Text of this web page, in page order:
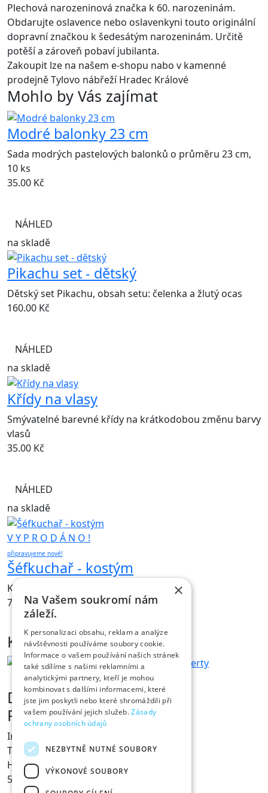
Plechová narozeninová značka k 60. narozeninám.
Obdarujte oslavence nebo oslavenkyni touto originální
dopravní značkou k šedesátým narozeninám. Určitě
potěší a zároveň pobaví jubilanta.
Zakoupit lze na našem e-shopu nabo v kamenné
prodejně Tylovo nábřeží Hradec Králové
Mohlo by Vás zajímat
Modré balonky 23 cm
Sada modrých pastelových balonků o průměru 23 cm,
10 ks
35.00 Kč
NÁHLED
na skladě
Pikachu set - dětský
Dětský set Pikachu, obsah setu: čelenka a žlutý ocas
160.00 Kč
NÁHLED
na skladě
Křídy na vlasy
Smývatelné barevné křídy na krátkodobou změnu barvy
vlasů
35.00 Kč
NÁHLED
na skladě
V Y P R O D Á N O !
připravujeme nové!
Šéfkuchař - kostým
Kostým obsahuje čepici, blůzu a kalhoty.
765.00Kč
NÁHLED
Kontakt
Dárky s vtipem
Prodejna Fóry a žerty
Ing. Václav Pícha
Tylovo nábřeží 367
Hradec Králové
500 02
×
Na Vašem soukromí nám
záleží.
K personalizaci obsahu, reklam a analýze
návštěvnosti používáme soubory cookie.
Informace o vašem používání našich stránek
také sdílíme s našimi reklamními a
analytickými partnery, kteří je mohou
kombinovat s dalšími informacemi, které
jste jim poskytli nebo které shromáždili při
vašem používání jejich služeb.Zásady
ochrany osobních údajů
NEZBYTNĚ NUTNÉ SOUBORY
VÝKONOVÉ SOUBORY